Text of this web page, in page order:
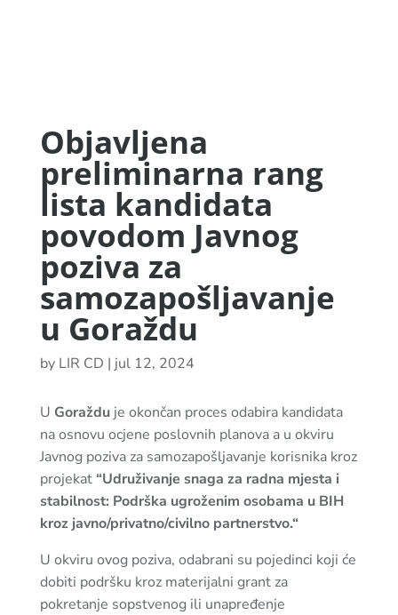
Objavljena
preliminarna rang
lista kandidata
povodom Javnog
poziva za
samozapošljavanje
u Goraždu
by LIR CD | jul 12, 2024
U Goražduje okončan proces odabira kandidata
na osnovu ocjene poslovnih planova a u okviru
Javnog poziva za samozapošljavanje korisnika kroz
projekat “Udruživanje snaga za radna mjesta i
stabilnost: Podrška ugroženim osobama u BIH
kroz javno/privatno/civilno partnerstvo.“
U okviru ovog poziva, odabrani su pojedinci koji će
dobiti podršku kroz materijalni grant za
pokretanje sopstvenog ili unapređenje